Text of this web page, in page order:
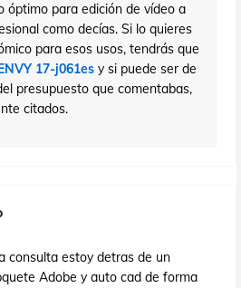
óptimo para edición de vídeo a
como decías. Si lo quieres
para esos usos, tendrás que
17-j061es y si puede ser de
presupuesto que comentabas,
citados.
consulta estoy detras de un
Adobe y auto cad de forma